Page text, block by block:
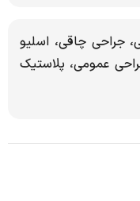
چاقی، اسلیو
عمومی، پلاستیک